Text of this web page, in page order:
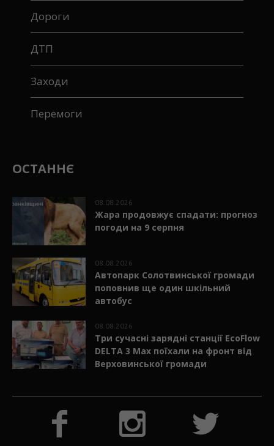
Дороги
ДТП
Заходи
Перемоги
ОСТАННЄ
08.08.2026
Жара продовжує спадати: прогноз
погоди на 9 серпня
08.08.2026
Автопарк Солотвинської громади
поповнив ще один шкільний
автобус
08.08.2026
Три сучасні зарядні станції EcoFlow
DELTA 3 Max поїхали на фронт від
Верховинської громади